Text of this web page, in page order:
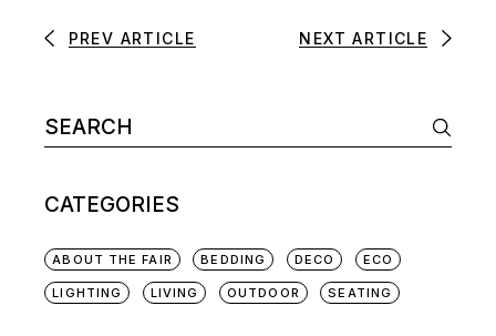
PREV ARTICLE NEXT ARTICLE
CATEGORIES
ABOUT THE FAIR BEDDING DECO ECO
LIGHTING LIVING OUTDOOR SEATING